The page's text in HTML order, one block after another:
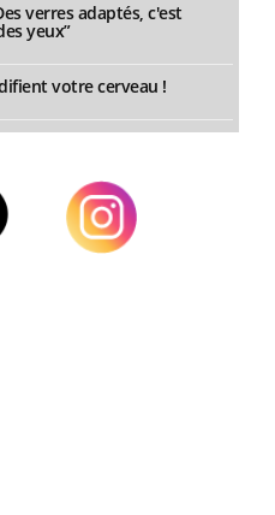
verres adaptés, c'est
yeux”
votre cerveau !